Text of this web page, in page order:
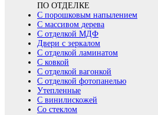
ПО ОТДЕЛКЕ
С порошковым напылением
С массивом дерева
С отделкой МДФ
Двери с зеркалом
С отделкой ламинатом
С ковкой
С отделкой вагонкой
С отделкой фотопанелью
Утепленные
С винилискожей
Со стеклом